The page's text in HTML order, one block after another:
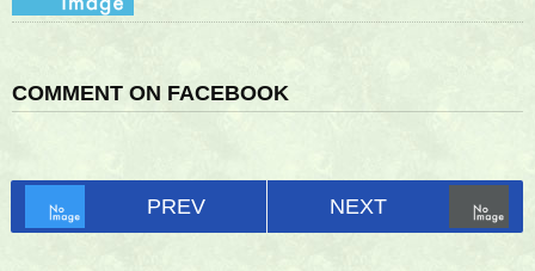
COMMENT ON FACEBOOK
PREV NEXT